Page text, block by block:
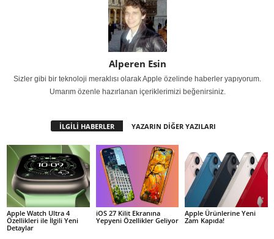
Alperen Esin
Sizler gibi bir teknoloji meraklısı olarak Apple özelinde haberler yapıyorum.
Umarım özenle hazırlanan içeriklerimizi beğenirsiniz.
İLGİLİ HABERLER YAZARIN DİĞER YAZILARI
Apple Watch Ultra 4
Özellikleri ile İlgili Yeni
Detaylar
iOS 27 Kilit Ekranına
Yepyeni Özellikler Geliyor
Apple Ürünlerine Yeni
Zam Kapıda!